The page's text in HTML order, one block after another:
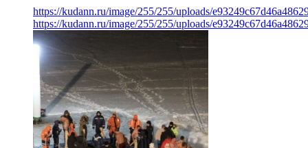
https://kudann.ru/image/255/255/uploads/
https://kudann.ru/image/255/255/uploads/